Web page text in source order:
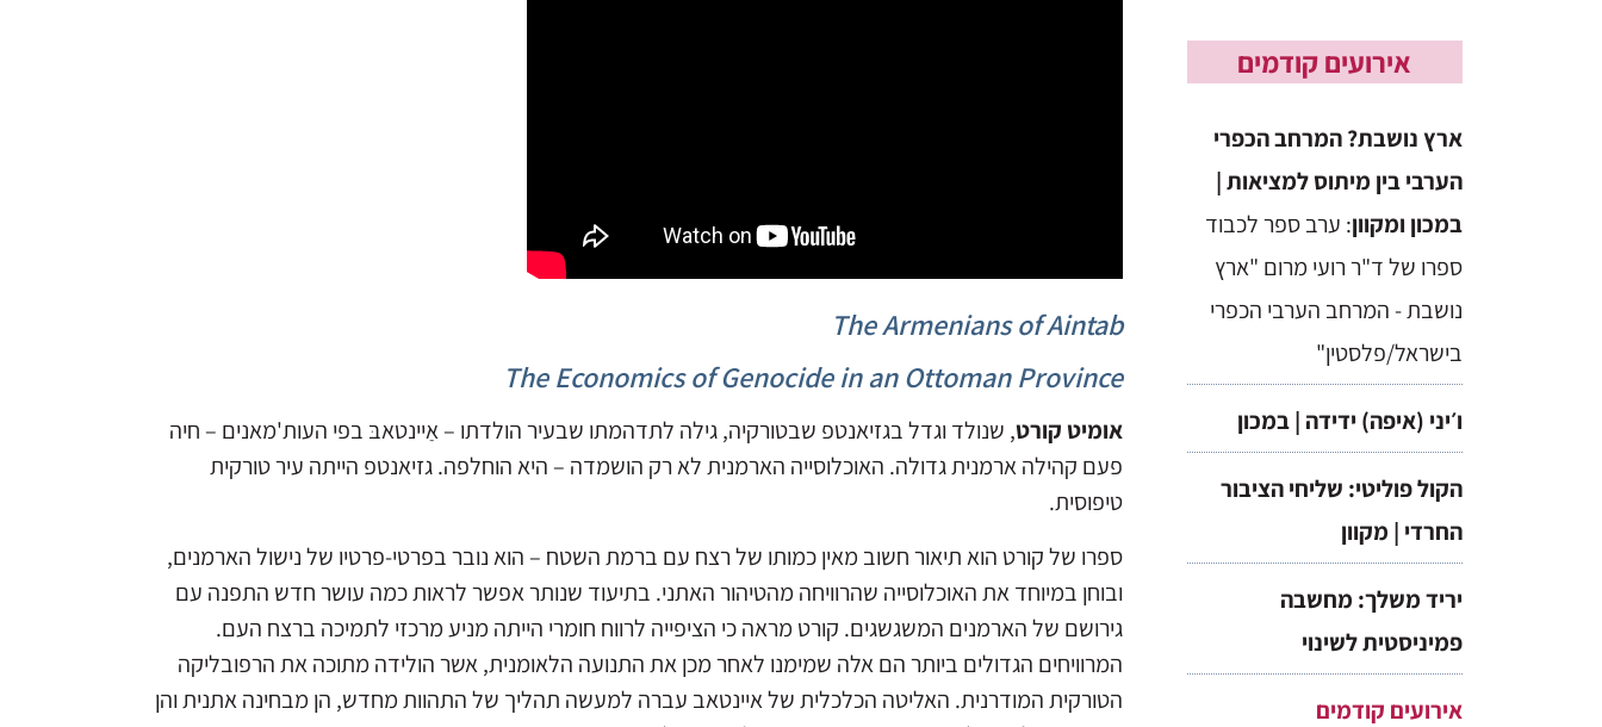
אירועים קודמים
ארץ נושבת? המרחב הכפרי
הערבי בין מיתוס למציאות |
במכון ומקוון: ערב ספר לכבוד
ספרו של ד"ר רועי מרום "ארץ
נושבת - המרחב הערבי הכפרי
בישראל/פלסטין"
ו׳יני (איפה) ידידה | במכון
הקול פוליטי: שליחי הציבור
החרדי | מקוון
יריד משלך: מחשבה
פמיניסטית לשינוי
אירועים קודמים
The Armenians of Aintab
The Economics of Genocide in an Ottoman Province
אומיט קורט, שנולד וגדל בגזיאנטפ שבטורקיה, גילה לתדהמתו שבעיר הולדתו – אַיינטאבּ בפי העות'מאנים – חיה
פעם קהילה ארמנית גדולה. האוכלוסייה הארמנית לא רק הושמדה – היא הוחלפה. גזיאנטפ הייתה עיר טורקית
טיפוסית.
ספרו של קורט הוא תיאור חשוב מאין כמותו של רצח עם ברמת השטח – הוא נובר בפרטי-פרטיו של נישול הארמנים,
ובוחן במיוחד את האוכלוסייה שהרוויחה מהטיהור האתני. בתיעוד שנותר אפשר לראות כמה עושר חדש התפנה עם
גירושם של הארמנים המשגשגים. קורט מראה כי הציפייה לרווח חומרי הייתה מניע מרכזי לתמיכה ברצח העם.
המרוויחים הגדולים ביותר הם אלה שמימנו לאחר מכן את התנועה הלאומנית, אשר הולידה מתוכה את הרפובליקה
הטורקית המודרנית. האליטה הכלכלית של איינטאב עברה למעשה תהליך של התהוות מחדש, הן מבחינה אתנית והן